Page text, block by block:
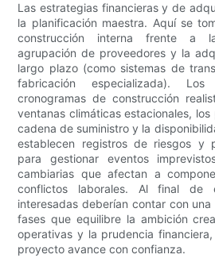
Las estrategias financieras y de
la planificación maestra. Aquí se
construcción interna frente a
agrupación de proveedores y la
largo plazo (como sistemas de
fabricación especializada). Los
cronogramas de construcción
ventanas climáticas estacionales,
cadena de suministro y la
establecen registros de riesgos y
para gestionar eventos
cambiarias que afectan a
conflictos laborales. Al final de
interesadas deberían contar con
fases que equilibre la ambición
operativas y la prudencia
proyecto avance con confianza.